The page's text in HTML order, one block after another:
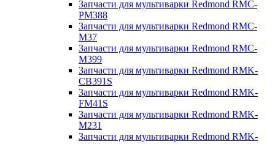
Запчасти для мультиварки Redmond RMC-
PM388
Запчасти для мультиварки Redmond RMC-
M37
Запчасти для мультиварки Redmond RMC-
M399
Запчасти для мультиварки Redmond RMK-
CB391S
Запчасти для мультиварки Redmond RMK-
FM41S
Запчасти для мультиварки Redmond RMK-
M231
Запчасти для мультиварки Redmond RMK-